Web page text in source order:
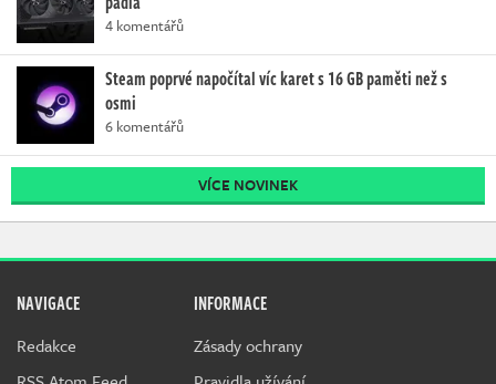
4 komentářů
Steam poprvé napočítal víc karet s 16 GB paměti než s
osmi
6 komentářů
VÍCE NOVINEK
NAVIGACE
Redakce
INFORMACE
Zásady ochrany